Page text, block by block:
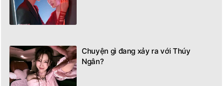
Chuyện gì đang xảy ra với Thúy
Ngân?